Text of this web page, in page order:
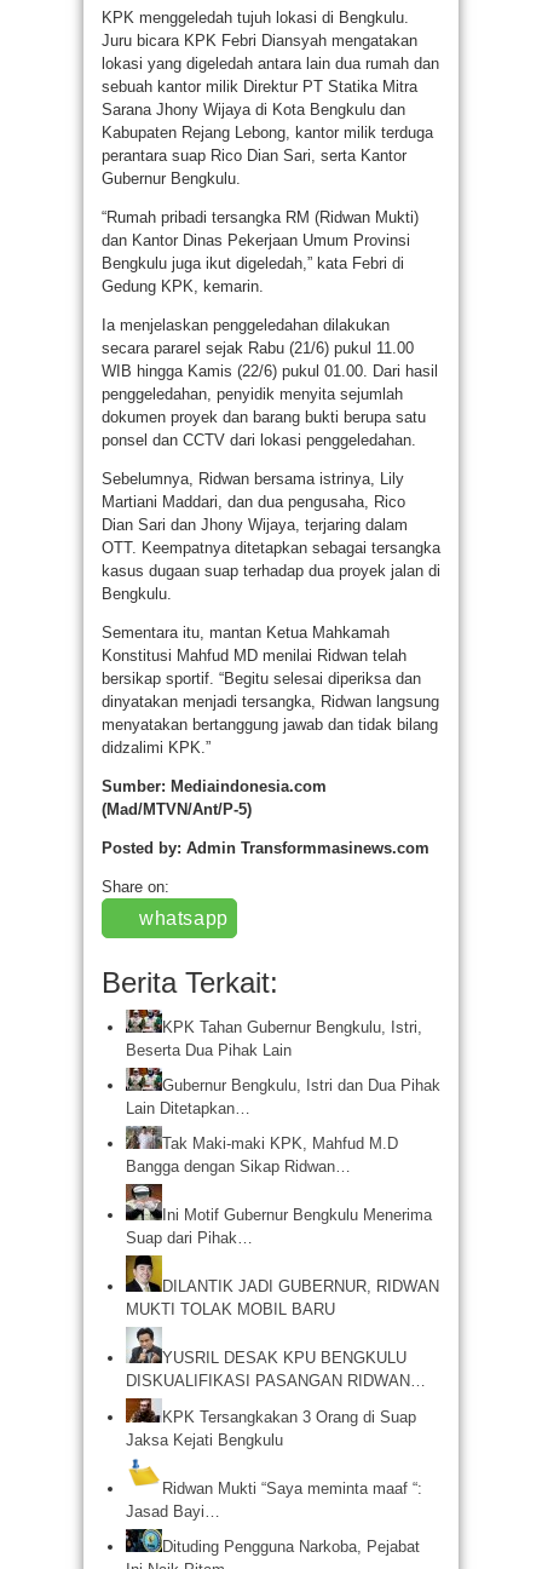
KPK menggeledah tujuh lokasi di Bengkulu.
Juru bicara KPK Febri Diansyah mengatakan
lokasi yang digeledah antara lain dua rumah dan
sebuah kantor milik Direktur PT Statika Mitra
Sarana Jhony Wijaya di Kota Bengkulu dan
Kabupaten Rejang Lebong, kantor milik terduga
perantara suap Rico Dian Sari, serta Kantor
Gubernur Bengkulu.
“Rumah pribadi tersangka RM (Ridwan Mukti)
dan Kantor Dinas Pekerjaan Umum Provinsi
Bengkulu juga ikut digeledah,” kata Febri di
Gedung KPK, kemarin.
Ia menjelaskan penggeledahan dilakukan
secara pararel sejak Rabu (21/6) pukul 11.00
WIB hingga Kamis (22/6) pukul 01.00. Dari hasil
penggeledahan, penyidik menyita sejumlah
dokumen proyek dan barang bukti berupa satu
ponsel dan CCTV dari lokasi penggeledahan.
Sebelumnya, Ridwan bersama istrinya, Lily
Martiani Maddari, dan dua pengusaha, Rico
Dian Sari dan Jhony Wijaya, terjaring dalam
OTT. Keempatnya ditetapkan sebagai tersangka
kasus dugaan suap terhadap dua proyek jalan di
Bengkulu.
Sementara itu, mantan Ketua Mahkamah
Konstitusi Mahfud MD menilai Ridwan telah
bersikap sportif. “Begitu selesai diperiksa dan
dinyatakan menjadi tersangka, Ridwan langsung
menyatakan bertanggung jawab dan tidak bilang
didzalimi KPK.”
Sumber: Mediaindonesia.com
(Mad/MTVN/Ant/P-5)
Posted by: Admin Transformmasinews.com
Share on:
whatsapp
Berita Terkait:
KPK Tahan Gubernur Bengkulu, Istri,
Beserta Dua Pihak Lain
Gubernur Bengkulu, Istri dan Dua Pihak
Lain Ditetapkan…
Tak Maki-maki KPK, Mahfud M.D
Bangga dengan Sikap Ridwan…
Ini Motif Gubernur Bengkulu Menerima
Suap dari Pihak…
DILANTIK JADI GUBERNUR, RIDWAN
MUKTI TOLAK MOBIL BARU
YUSRIL DESAK KPU BENGKULU
DISKUALIFIKASI PASANGAN RIDWAN…
KPK Tersangkakan 3 Orang di Suap
Jaksa Kejati Bengkulu
Ridwan Mukti “Saya meminta maaf “:
Jasad Bayi…
Dituding Pengguna Narkoba, Pejabat